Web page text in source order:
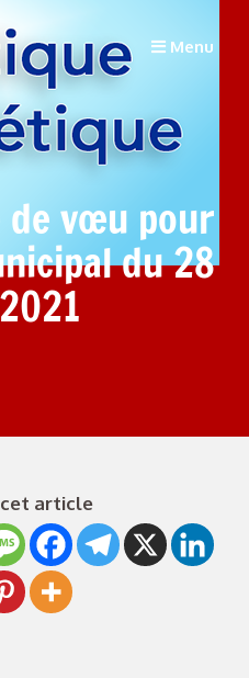
Menu
de vœu pour
du 28
article